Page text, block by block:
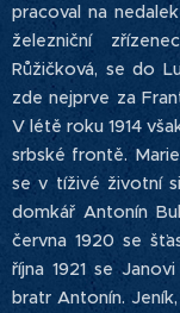
pracoval na
železniční
Růžičková, se do
zde nejprve za
V létě roku 1914
srbské frontě.
se v tíživé životní
domkář Antonín
června 1920 se
října 1921 se
bratr Antonín.